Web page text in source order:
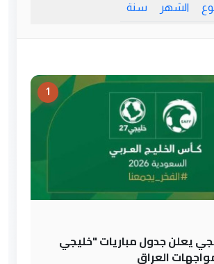
الشهر سنة
1
يعلن جدول مباريات "خليجي